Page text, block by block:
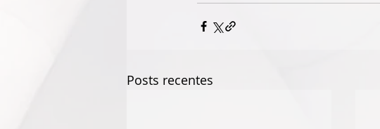
Posts recentes